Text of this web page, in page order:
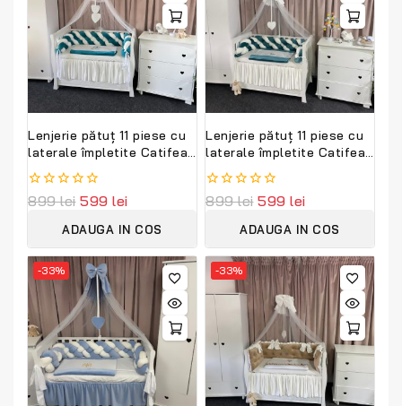
Lenjerie pătuț 11 piese cu
laterale împletite Catifea
Verde Smarald – Set
complet personalizabil din
catifea moale și bumbac
0
899lei 599 lei
ADAUGA IN COS
Lenjerie pătuț 11 piese cu
laterale împletite Catifea
Verde Smarald – Set
complet personalizabil
PeppiBambini
0
899lei 599 lei
ADAUGA IN COS
-33% -33%